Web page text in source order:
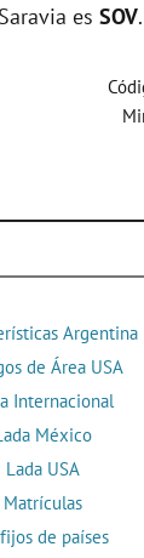
es SOV.
Argentina
de Área USA
Internacional
México
Lada USA
Matrículas
de países